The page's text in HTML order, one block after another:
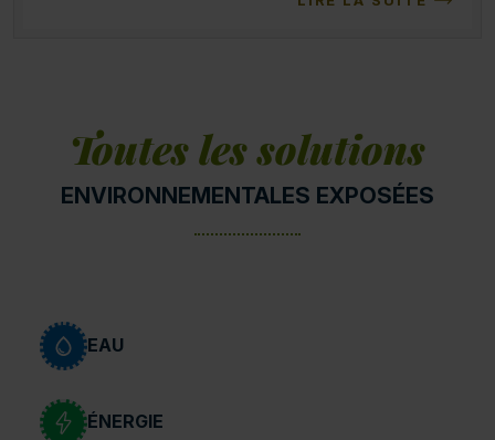
Toutes les solutions
ENVIRONNEMENTALES EXPOSÉES
EAU
ÉNERGIE